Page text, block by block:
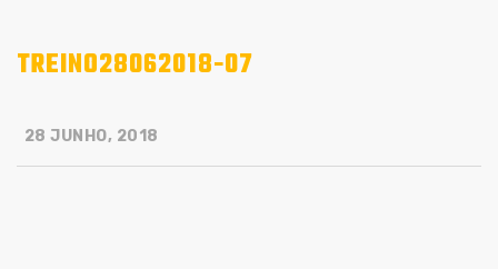
TREINO28062018-07
28 JUNHO, 2018